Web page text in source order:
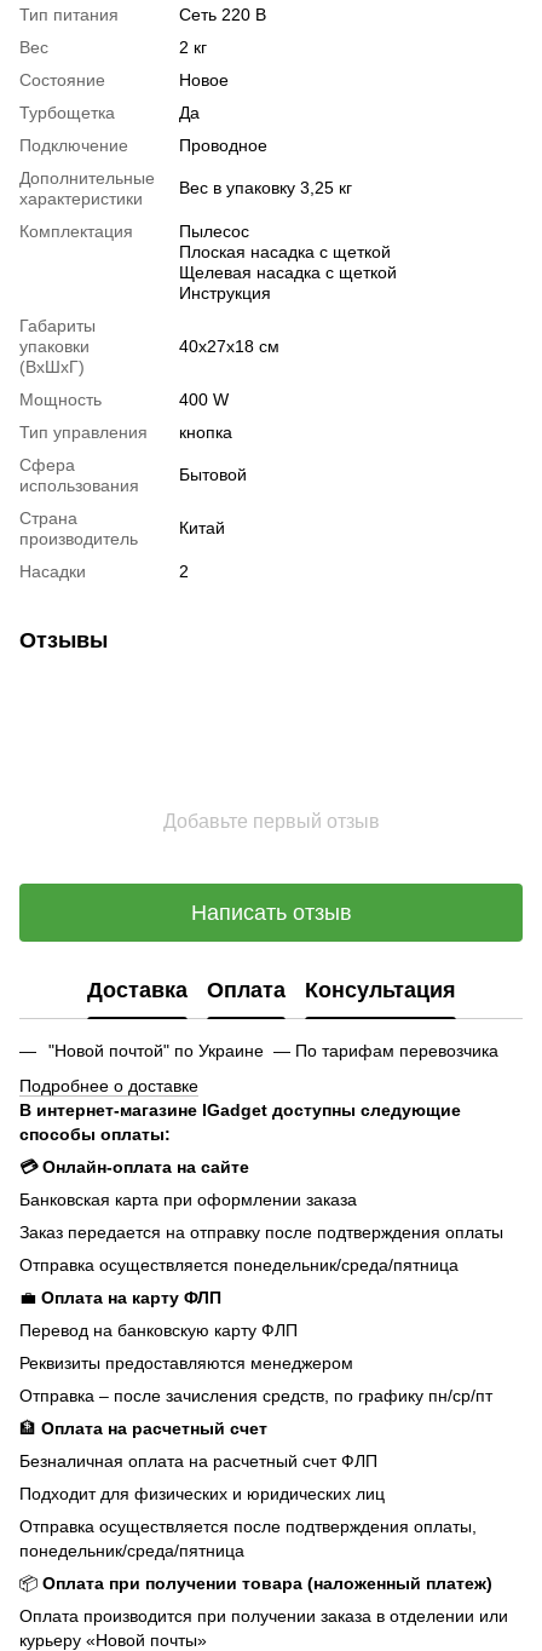
Тип питания
Сеть 220 В
Вес
2 кг
Состояние
Новое
Турбощетка
Да
Подключение
Проводное
Дополнительные
характеристики
Вес в упаковку 3,25 кг
Комплектация
Пылесос
Плоская насадка с щеткой
Щелевая насадка с щеткой
Инструкция
Габариты
упаковки
(ВхШхГ)
40х27х18 см
Мощность
400 W
Тип управления
кнопка
Сфера
использования
Бытовой
Страна
производитель
Китай
Насадки 2
Отзывы
Добавьте первый отзыв
Написать отзыв
Доставка Оплата Консультация
"Новой почтой" по Украине — По тарифам перевозчика
Подробнее о доставке
В интернет-магазине IGadget доступны следующие
способы оплаты:
💳 Онлайн-оплата на сайте
Банковская карта при оформлении заказа
Заказ передается на отправку после подтверждения оплаты
Отправка осуществляется понедельник/среда/пятница
💼 Оплата на карту ФЛП
Перевод на банковскую карту ФЛП
Реквизиты предоставляются менеджером
Отправка – после зачисления средств, по графику пн/ср/пт
🏦 Оплата на расчетный счет
Безналичная оплата на расчетный счет ФЛП
Подходит для физических и юридических лиц
Отправка осуществляется после подтверждения оплаты,
понедельник/среда/пятница
📦 Оплата при получении товара (наложенный платеж)
Оплата производится при получении заказа в отделении или
курьеру «Новой почты»